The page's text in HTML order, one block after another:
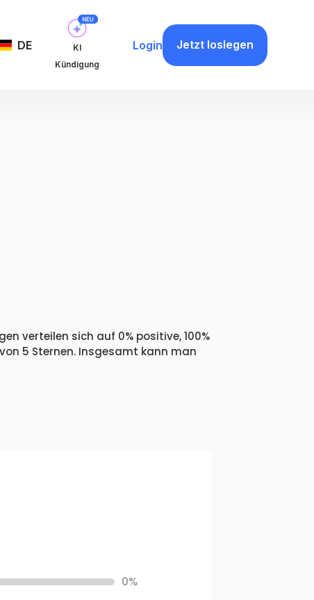
DE
KI
Kündigung
Login Jetzt loslegen
verteilen sich auf 0% positive, 100%
5 Sternen. Insgesamt kann man
0%